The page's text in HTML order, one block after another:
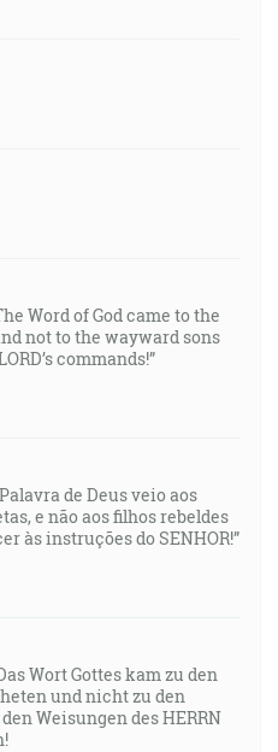
Word of God came to the
not to the wayward sons
commands!”
de Deus veio aos
e não aos filhos rebeldes
às instruções do SENHOR!”
Wort Gottes kam zu den
und nicht zu den
Weisungen des HERRN